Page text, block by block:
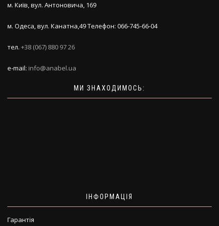
м. Київ, вул. Антоновича, 169
м. Одеса, вул. Канатна,49 Телефон: 066-745-66-04
тел. +38 (067) 880 97 26
e-mail: info@anabel.ua
МИ ЗНАХОДИМОСЬ:
ІНФОРМАЦІЯ
Гарантія